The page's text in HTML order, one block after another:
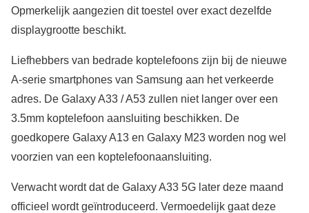
Opmerkelijk aangezien dit toestel over exact dezelfde
displaygrootte beschikt.
Liefhebbers van bedrade koptelefoons zijn bij de nieuwe
A-serie smartphones van Samsung aan het verkeerde
adres. De Galaxy A33 / A53 zullen niet langer over een
3.5mm koptelefoon aansluiting beschikken. De
goedkopere Galaxy A13 en Galaxy M23 worden nog wel
voorzien van een koptelefoonaansluiting.
Verwacht wordt dat de Galaxy A33 5G later deze maand
officieel wordt geïntroduceerd. Vermoedelijk gaat deze